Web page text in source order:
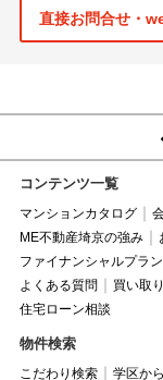
直接お問合せ・
コンテンツ一覧
マンションカタログ
ME不動産埼京の強み
ファイナンシャルプラ
よくある質問
買い取り
住宅ローン相談
物件検索
こだわり検索 学区か